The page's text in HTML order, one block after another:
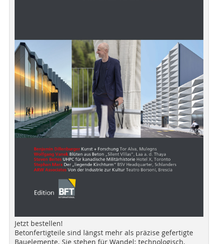
Jetzt bestellen!
Betonfertigteile sind längst mehr als präzise gefertigte
Bauelemente. Sie stehen für Wandel: technologisch,